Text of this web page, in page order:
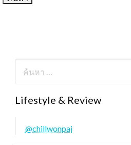
Lifestyle & Review
@chillwonpai